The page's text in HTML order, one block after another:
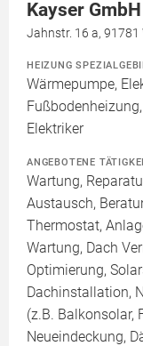
Kayser GmbH
Jahnstr. 16 a, 91781
HEIZUNG
Wärmepumpe,
Elektriker
ANGEBOTENE
Wartung,
Austausch,
Thermostat,
Wartung, Dach
Optimierung,
Dachinstallation,
(z.B. Balkonsolar,
Neueindeckung,